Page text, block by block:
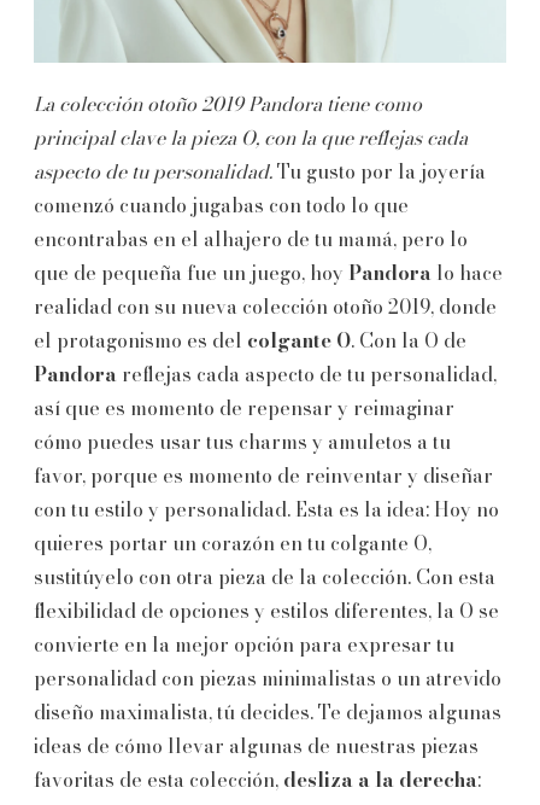
La colección otoño 2019 Pandora tiene como
principal clave la pieza O, con la que reflejas cada
aspecto de tu personalidad.Tu gusto por la joyería
comenzó cuando jugabas con todo lo que
encontrabas en el alhajero de tu mamá, pero lo
que de pequeña fue un juego, hoy Pandora lo hace
realidad con su nueva colección otoño 2019, donde
el protagonismo es del colgante O. Con la O de
Pandora reflejas cada aspecto de tu personalidad,
así que es momento de repensar y reimaginar
cómo puedes usar tus charms y amuletos a tu
favor, porque es momento de reinventar y diseñar
con tu estilo y personalidad. Esta es la idea: Hoy no
quieres portar un corazón en tu colgante O,
sustitúyelo con otra pieza de la colección. Con esta
flexibilidad de opciones y estilos diferentes, la O se
convierte en la mejor opción para expresar tu
personalidad con piezas minimalistas o un atrevido
diseño maximalista, tú decides. Te dejamos algunas
ideas de cómo llevar algunas de nuestras piezas
favoritas de esta colección, desliza a la derecha: